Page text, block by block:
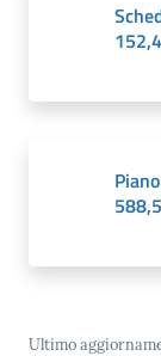
il
Menu
Ultimo